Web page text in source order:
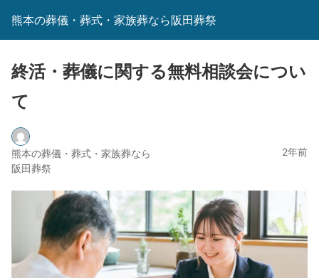
熊本の葬儀・葬式・家族葬なら阪田葬祭
終活・葬儀に関する無料相談会につい
て
熊本の葬儀・葬式・家族葬なら
阪田葬祭
2年前